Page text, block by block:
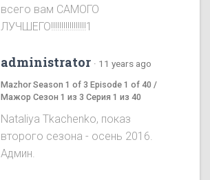
всего вам САМОГО
ЛУЧШЕГО!!!!!!!!!!!!!!!!!1
administrator · 11 years ago
Mazhor Season 1 of 3 Episode 1 of 40 /
Мажор Сезон 1 из 3 Серия 1 из 40
Nataliya Tkachenko, показ
второго сезона - осень 2016.
Админ.